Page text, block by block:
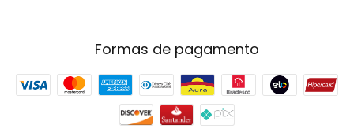
Formas de pagamento